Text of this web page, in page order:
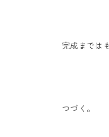
完成までは
つづく。